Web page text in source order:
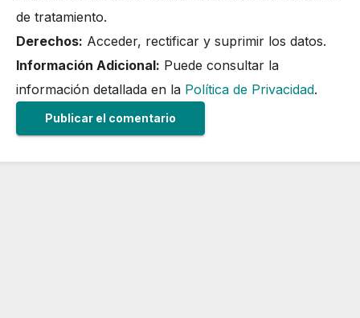
de tratamiento.
Derechos: Acceder, rectificar y suprimir los datos.
Información Adicional: Puede consultar la
información detallada en la Política de Privacidad.